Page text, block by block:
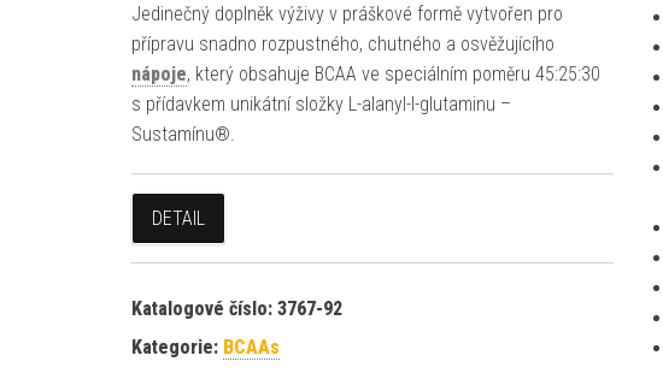
Jedinečný doplněk výživy v práškové formě vytvořen pro
přípravu snadno rozpustného, chutného a osvěžujícího
nápoje, který obsahuje BCAA ve speciálním poměru 45:25:30
s přídavkem unikátní složky L-alanyl-l-glutaminu –
Sustamínu®.
DETAIL
Katalogové číslo: 3767-92
Kategorie: BCAAs